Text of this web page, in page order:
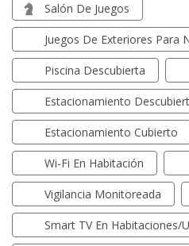
Salón De Juegos
Juegos De Exteriores Para
Piscina Descubierta
Estacionamiento
Estacionamiento Cubierto
Wi-Fi En Habitación
Vigilancia Monitoreada
Smart TV En Habitaciones/